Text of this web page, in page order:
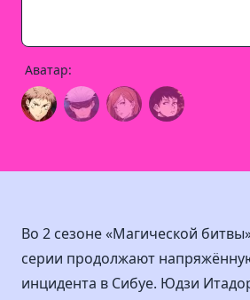
Аватар:
Во 2 сезоне «Магической
серии продолжают
инцидента в Сибуе. Юдзи